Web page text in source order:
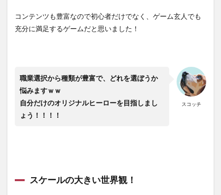
コンテンツも豊富なので初心者だけでなく、ゲーム玄人でも
充分に満足するゲームだと思いました！
スコッチ
職業選択から種類が豊富で、どれを選ぼうか
悩みますｗｗ
自分だけのオリジナルヒーローを目指しまし
ょう！！！！
スケールの大きい世界観！